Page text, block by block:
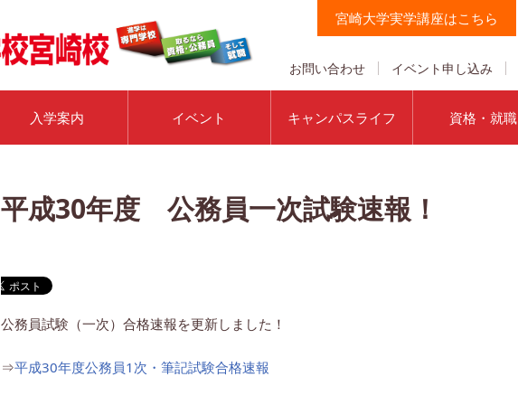
宮崎大学実学講座はこちら
お問い合わせ イベント申し込み
入学案内 イベント キャンパスライフ 資格・就職
平成30年度 公務員一次試験速報！
公務員試験（一次）合格速報を更新しました！
⇒平成30年度公務員1次・筆記試験合格速報